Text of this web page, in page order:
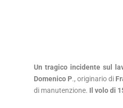
Un tragico incidente sul
Domenico P., originario di
di manutenzione. Il volo di